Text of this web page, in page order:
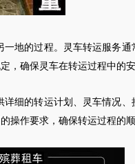
地的过程。 灵车转运服务通
，确保灵车在转运过程中的
细的转运计划、 灵车情况、
操作要求，确保转运过程的顺